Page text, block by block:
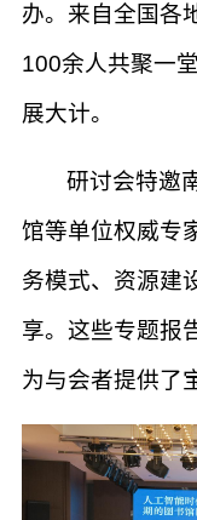
办。来自全国各
100余人共聚一
展大计。
研讨会特邀
馆等单位权威专
务模式、资源建
享。这些专题报
为与会者提供了